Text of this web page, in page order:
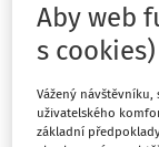
Počet vyhledaných
Řadit podle:
Nejnovější
Aby web
s cookies)
Vážený návštěvníku,
uživatelského
základní